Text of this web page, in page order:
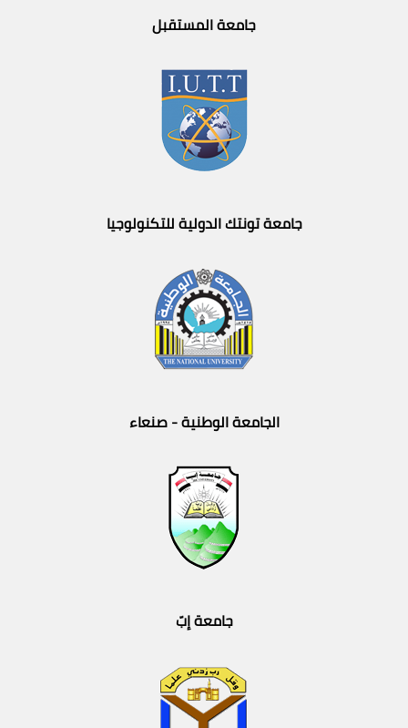
جامعة المستقبل
جامعة تونتك الدولية للتكنولوجيا
الجامعة الوطنية - صنعاء
جامعة إبّ